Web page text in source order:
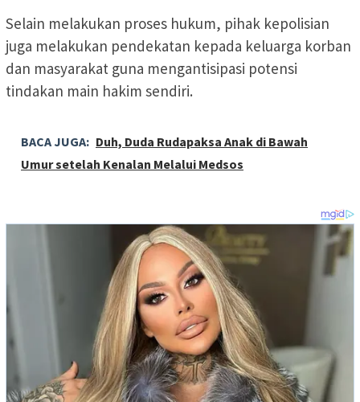
Selain melakukan proses hukum, pihak kepolisian
juga melakukan pendekatan kepada keluarga korban
dan masyarakat guna mengantisipasi potensi
tindakan main hakim sendiri.
BACA JUGA: Duh, Duda Rudapaksa Anak di Bawah
Umur setelah Kenalan Melalui Medsos